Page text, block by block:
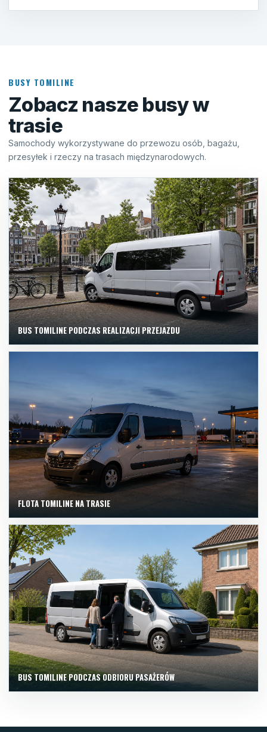
BUSY TOMILINE
Zobacz nasze busy w
trasie
Samochody wykorzystywane do przewozu osób, bagażu,
przesyłek i rzeczy na trasach międzynarodowych.
BUS TOMILINE PODCZAS REALIZACJI PRZEJAZDU
FLOTA TOMILINE NA TRASIE
BUS TOMILINE PODCZAS ODBIORU PASAŻERÓW